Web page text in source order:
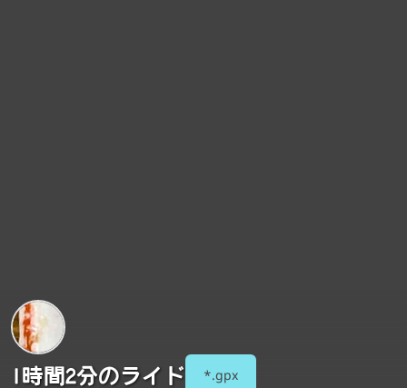
1時間2分のライド *.gpx